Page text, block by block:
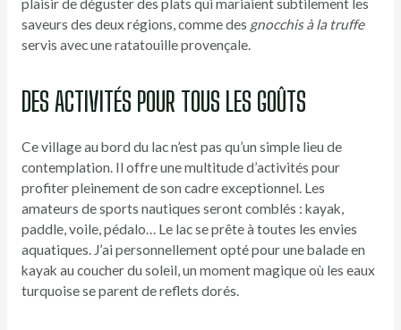
plaisir de déguster des plats qui mariaient subtilement les
saveurs des deux régions, comme des gnocchis à la truffe
servis avec une ratatouille provençale.
DES ACTIVITÉS POUR TOUS LES GOÛTS
Ce village au bord du lac n’est pas qu’un simple lieu de
contemplation. Il offre une multitude d’activités pour
profiter pleinement de son cadre exceptionnel. Les
amateurs de sports nautiques seront comblés : kayak,
paddle, voile, pédalo… Le lac se prête à toutes les envies
aquatiques. J’ai personnellement opté pour une balade en
kayak au coucher du soleil, un moment magique où les eaux
turquoise se parent de reflets dorés.